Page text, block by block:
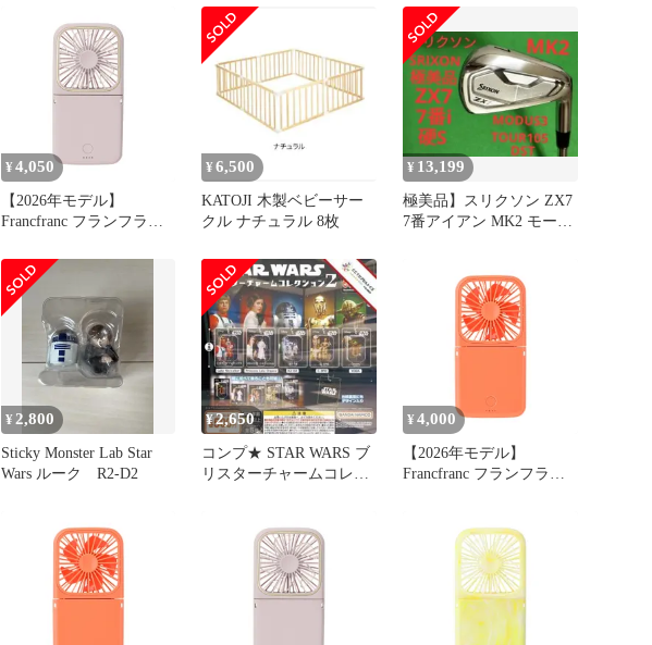
ァン シアーマーブル イ
エロー 携帯扇風機 風量5
段階調整 二つ折り可能
モバイルバッテリー 機能
付き USB充電 Type-C対
D2
¥ 4,050
【2026年モデル】
Francfranc フランフラン
ァン マット ピンク 携帯
扇風機 風量5段階調整 二
つ折り可能 モバイルバッ
テリー 機能付き USB充
電 Type-C対応 0
¥ 6,500
KATOJI 木製ベビーサー
クル ナチュラル 8枚
¥ 13,199
極美品】スリクソン ZX7
7番アイアン MK2 モーダ
¥ 2,800
Sticky Monster Lab Star
Wars ルーク R2-D2
¥2,650
コンプ★ STAR WARS ブ
リスターチャームコレク
¥ 4,000
【2026年モデル】
Francfranc フランフラン
ジ 携帯扇風機 風量5段階
調整 二つ折り可能 モバ
イルバッテリー 機能付き
USB充電 Type-C対応 0